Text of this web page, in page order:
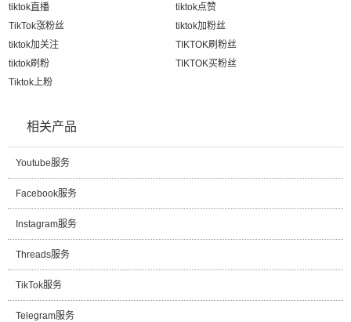
tiktok直播
tiktok点赞
TikTok涨粉丝
tiktok加粉丝
tiktok加关注
TIKTOK刷粉丝
tiktok刷粉
TIKTOK买粉丝
Tiktok上粉
相关产品
Youtube服务
Facebook服务
Instagram服务
Threads服务
TikTok服务
Telegram服务